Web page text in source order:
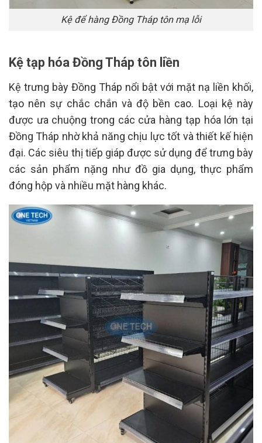
Kệ để hàng Đồng Tháp tôn mạ lỗi
Kệ tạp hóa Đồng Tháp tôn liền
Kệ trưng bày Đồng Tháp nổi bật với mặt nạ liền khối,
tạo nên sự chắc chắn và độ bền cao. Loại kệ này
được ưa chuộng trong các cửa hàng tạp hóa lớn tại
Đồng Tháp nhờ khả năng chịu lực tốt và thiết kế hiện
đại. Các siêu thị tiếp giáp được sử dụng để trưng bày
các sản phẩm nặng như đồ gia dụng, thực phẩm
đóng hộp và nhiều mặt hàng khác.